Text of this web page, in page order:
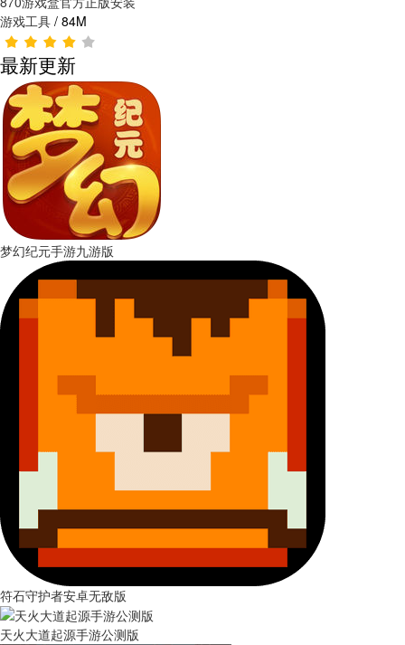
游戏工具 / 84M
最新更新
梦幻纪元手游九游版
符石守护者安卓无敌版
天火大道起源手游公测版